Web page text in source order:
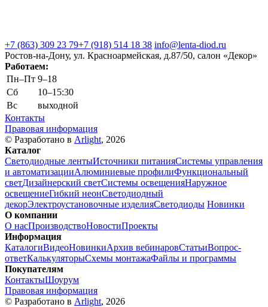
+7 (863) 309 23 79+7 (918) 514 18 38 info@lenta-diod.ru
Ростов-на-Дону, ул. Красноармейская, д.87/50, салон «Декор»
Работаем:
Пн–Пт 9–18
Сб
10–15:30
Вс
выходной
Контакты
Правовая информация
© Разработано в Arlight, 2026
Каталог
Светодиодные лентыИсточники питанияСистемы управления
и автоматизацииАлюминиевые профилиФункциональный
светДизайнерский светСистемы освещенияНаружное
освещениеГибкий неонСветодиодный
декорЭлектроустановочные изделияСветодиоды Новинки
О компании
О насПроизводствоНовостиПроекты
Информация
КаталогиВидеоНовинкиАрхив вебинаровСтатьиВопрос-
ответКалькуляторыСхемы монтажаФайлы и программы
Покупателям
КонтактыШоурум
Правовая информация
© Разработано в Arlight, 2026